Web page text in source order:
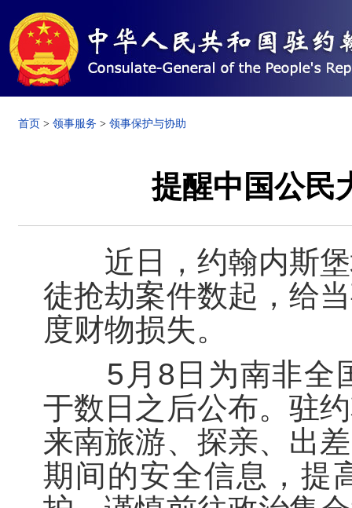
首页 > 领事服务 > 领事保护与协助
提醒中国公民
近日，约翰内斯堡
徒抢劫案件数起，给
度财物损失。
5月8日为南非全国
于数日之后公布。驻
来南旅游、探亲、出
期间的安全信息，提